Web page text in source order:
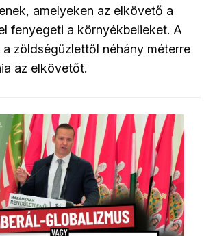
amelyeken az elkövető a
fenyegeti a környékbelieket. A
zöldségüzlettől néhány méterre
az elkövetőt.